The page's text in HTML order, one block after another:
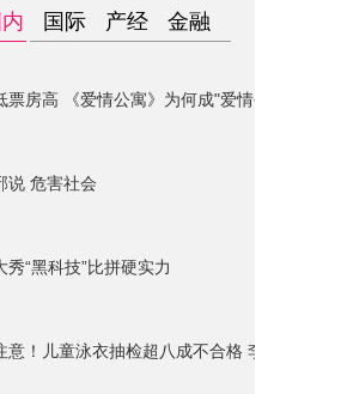
国际 产经 金融
票房高 《爱情公寓》为何成"爱情公墓"？
说 危害社会
秀“黑科技”比拼硬实力
意！儿童泳衣抽检超八成不合格 李宁迪士尼